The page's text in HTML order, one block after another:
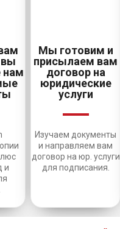
вы
нам
и
Мы готовим и
присылаем вам
договор на
юридические
услуги
Изучаем документы
и направляем вам
договор на юр. услуги
для подписания.